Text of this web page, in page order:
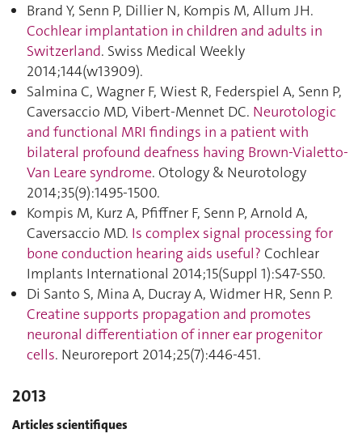
Brand Y, Senn P, Dillier N, Kompis M, Allum JH.
Cochlear implantation in children and adults in
Switzerland. Swiss Medical Weekly
2014;144(w13909).
Salmina C, Wagner F, Wiest R, Federspiel A, Senn P,
Caversaccio MD, Vibert-Mennet DC. Neurotologic
and functional MRI findings in a patient with
bilateral profound deafness having Brown-Vialetto-
Van Leare syndrome. Otology & Neurotology
2014;35(9):1495‑1500.
Kompis M, Kurz A, Pfiffner F, Senn P, Arnold A,
Caversaccio MD. Is complex signal processing for
bone conduction hearing aids useful? Cochlear
Implants International 2014;15(Suppl 1):S47‑S50.
Di Santo S, Mina A, Ducray A, Widmer HR, Senn P.
Creatine supports propagation and promotes
neuronal differentiation of inner ear progenitor
cells. Neuroreport 2014;25(7):446‑451.
2013
Articles scientifiques